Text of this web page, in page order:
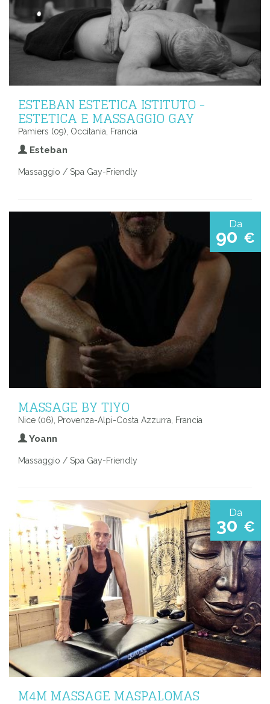
ESTEBAN ESTETICA ISTITUTO -
ESTETICA E MASSAGGIO GAY
Pamiers (09), Occitania, Francia
Esteban
Massaggio / Spa Gay-Friendly
Da
90 €
MASSAGE BY TIYO
Nice (06), Provenza-Alpi-Costa Azzurra, Francia
Yoann
Massaggio / Spa Gay-Friendly
Da
30 €
M4M MASSAGE MASPALOMAS